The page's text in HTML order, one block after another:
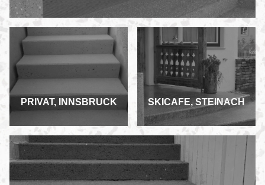
PRIVAT, INNSBRUCK SKICAFE, STEINACH